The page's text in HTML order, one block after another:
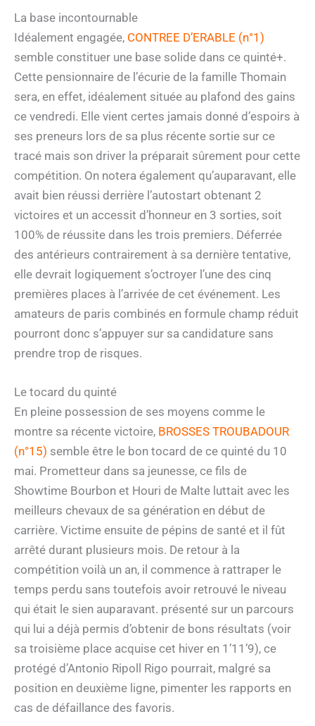
La base incontournable
Idéalement engagée, CONTREE D’ERABLE (n°1)
semble constituer une base solide dans ce quinté+.
Cette pensionnaire de l’écurie de la famille Thomain
sera, en effet, idéalement située au plafond des gains
ce vendredi. Elle vient certes jamais donné d’espoirs à
ses preneurs lors de sa plus récente sortie sur ce
tracé mais son driver la préparait sûrement pour cette
compétition. On notera également qu’auparavant, elle
avait bien réussi derrière l’autostart obtenant 2
victoires et un accessit d’honneur en 3 sorties, soit
100% de réussite dans les trois premiers. Déferrée
des antérieurs contrairement à sa dernière tentative,
elle devrait logiquement s’octroyer l’une des cinq
premières places à l’arrivée de cet événement. Les
amateurs de paris combinés en formule champ réduit
pourront donc s’appuyer sur sa candidature sans
prendre trop de risques.
Le tocard du quinté
En pleine possession de ses moyens comme le
montre sa récente victoire, BROSSES TROUBADOUR
(n°15) semble être le bon tocard de ce quinté du 10
mai. Prometteur dans sa jeunesse, ce fils de
Showtime Bourbon et Houri de Malte luttait avec les
meilleurs chevaux de sa génération en début de
carrière. Victime ensuite de pépins de santé et il fût
arrêté durant plusieurs mois. De retour à la
compétition voilà un an, il commence à rattraper le
temps perdu sans toutefois avoir retrouvé le niveau
qui était le sien auparavant. présenté sur un parcours
qui lui a déjà permis d’obtenir de bons résultats (voir
sa troisième place acquise cet hiver en 1’11’9), ce
protégé d’Antonio Ripoll Rigo pourrait, malgré sa
position en deuxième ligne, pimenter les rapports en
cas de défaillance des favoris.